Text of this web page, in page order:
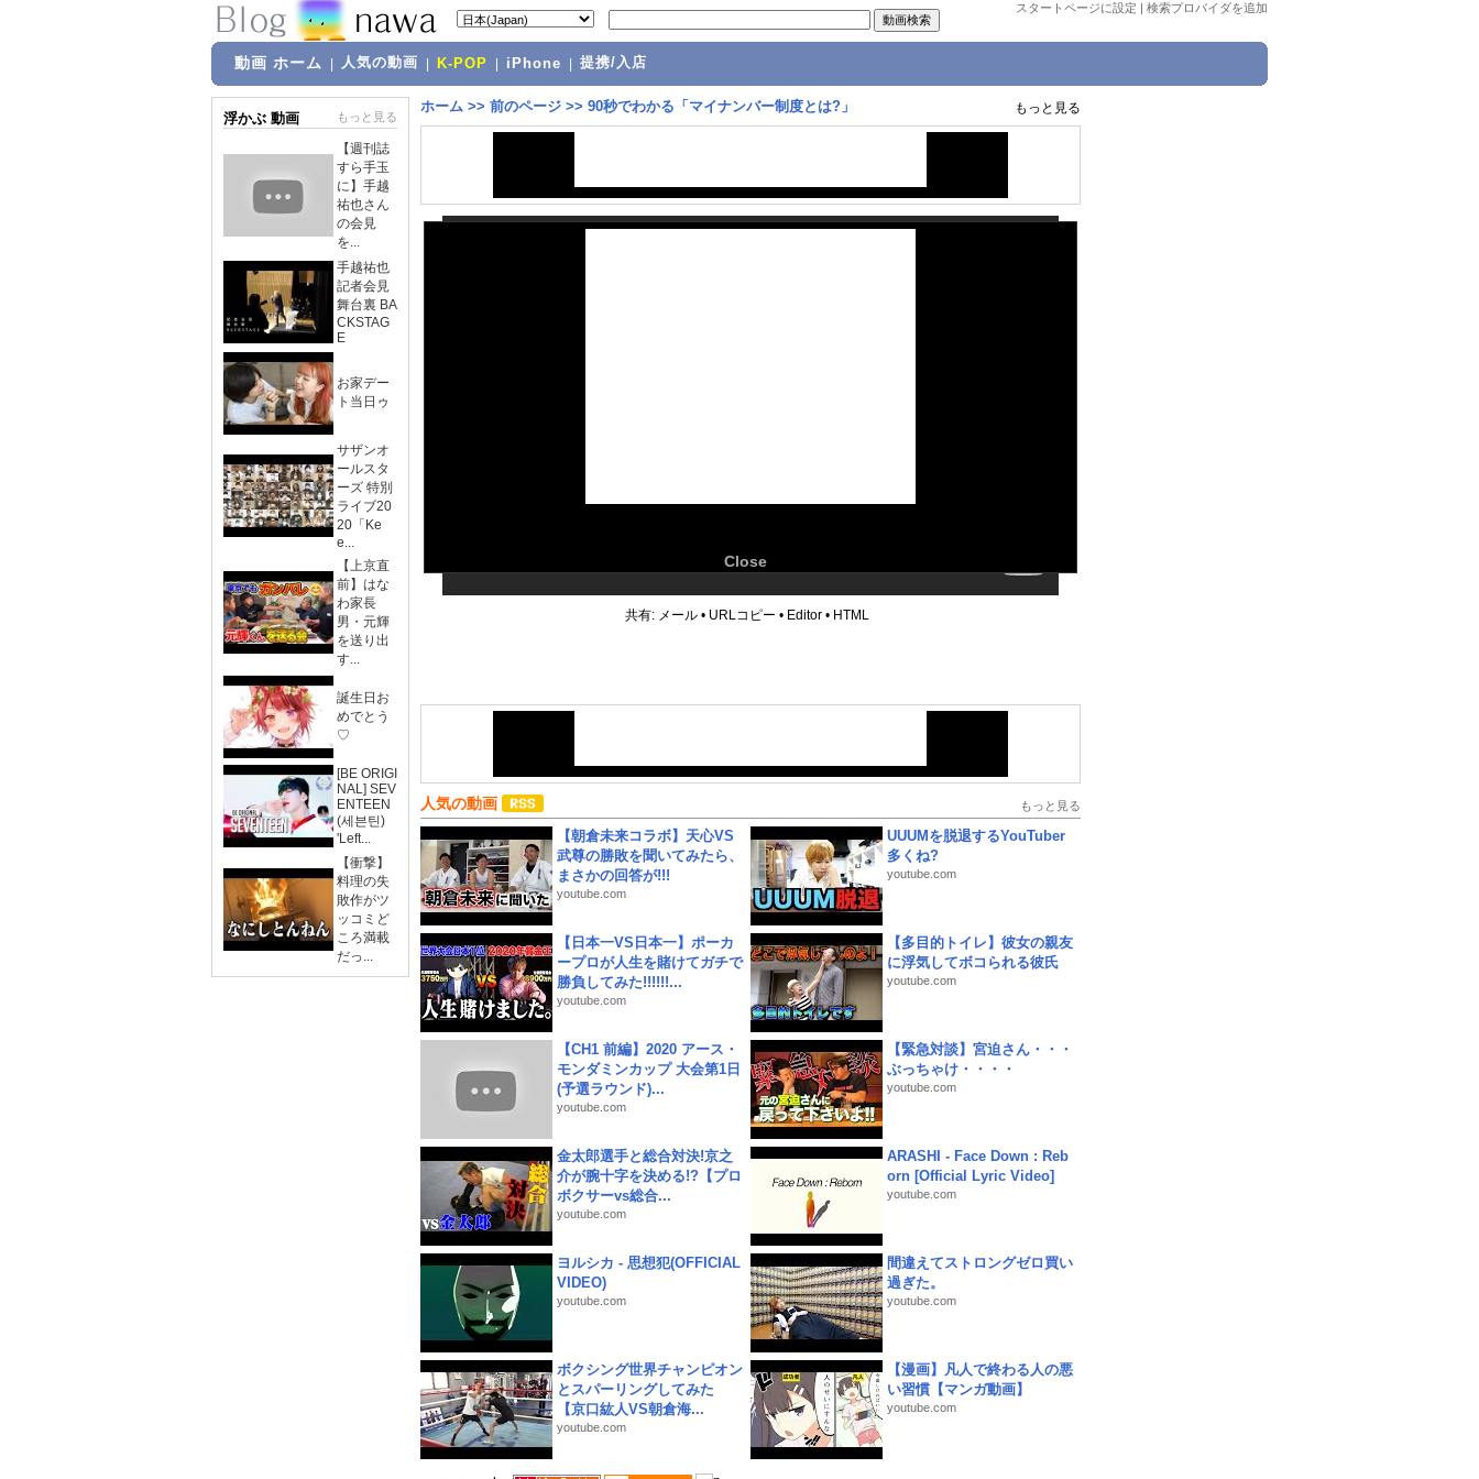
スタートページに設定 | 検索プロバイダを追加
動画 ホーム 人気の動画 K-POP iPhone 提携/入店
浮かぶ 動画 もっと見る
【週刊誌
すら手玉
に】手越
祐也さん
の会見
を...
手越祐也
記者会見
舞台裏 BA
CKSTAG
E
お家デー
ト当日ゥ
サザンオ
ールスタ
ーズ 特別
ライブ20
20「Ke
e...
【上京直
前】はな
わ家長
男・元輝
を送り出
す...
誕生日お
めでとう
♡
[BE ORIGI
NAL] SEV
ENTEEN
(세븐틴)
'Left...
【衝撃】
料理の失
敗作がツ
ッコミど
ころ満載
だっ...
ホーム >> 前のページ >> 90秒でわかる「マイナンバー制度とは?」 もっと見る
Close
共有: メール • URLコピー • Editor • HTML
人気の動画 もっと見る
【朝倉未来コラボ】天心VS
武尊の勝敗を聞いてみたら、
まさかの回答が!!!
youtube.com
UUUMを脱退するYouTuber
多くね?
youtube.com
【日本一VS日本一】ポーカ
ープロが人生を賭けてガチで
勝負してみた!!!!!!...
youtube.com
【多目的トイレ】彼女の親友
に浮気してボコられる彼氏
youtube.com
【CH1 前編】2020 アース・
モンダミンカップ 大会第1日
(予選ラウンド)...
youtube.com
【緊急対談】宮迫さん・・・
ぶっちゃけ・・・・
youtube.com
金太郎選手と総合対決!京之
介が腕十字を決める!?【プロ
ボクサーvs総合...
youtube.com
ARASHI - Face Down : Reb
orn [Official Lyric Video]
youtube.com
ヨルシカ - 思想犯(OFFICIAL
VIDEO)
youtube.com
間違えてストロングゼロ買い
過ぎた。
youtube.com
ボクシング世界チャンピオン
とスパーリングしてみた
【京口紘人VS朝倉海...
youtube.com
【漫画】凡人で終わる人の悪
い習慣【マンガ動画】
youtube.com